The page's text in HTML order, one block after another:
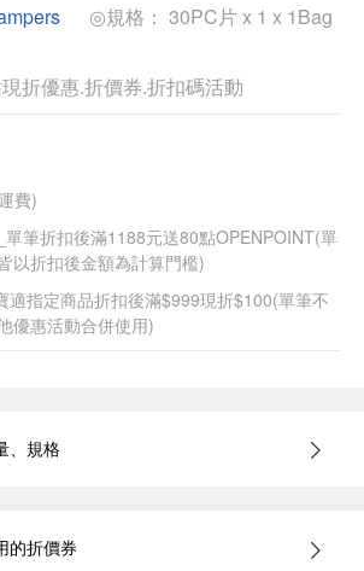
◎規格： 30PC片 x 1 x 1Bag
折優惠.折價券.折扣碼活動
費)
單筆折扣後滿1188元送80點OPENPOINT(單
以折扣後金額為計算門檻)
適指定商品折扣後滿$999現折$100(單筆不
優惠活動合併使用)
、規格
的折價券